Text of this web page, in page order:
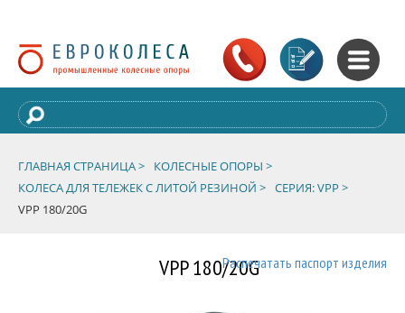
ГЛАВНАЯ СТРАНИЦА >
КОЛЕСНЫЕ ОПОРЫ >
КОЛЕСА ДЛЯ ТЕЛЕЖЕК С ЛИТОЙ РЕЗИНОЙ > СЕРИЯ: VPP >
VPP 180/20G
VPP 180/20GРаспечатать паспорт изделия